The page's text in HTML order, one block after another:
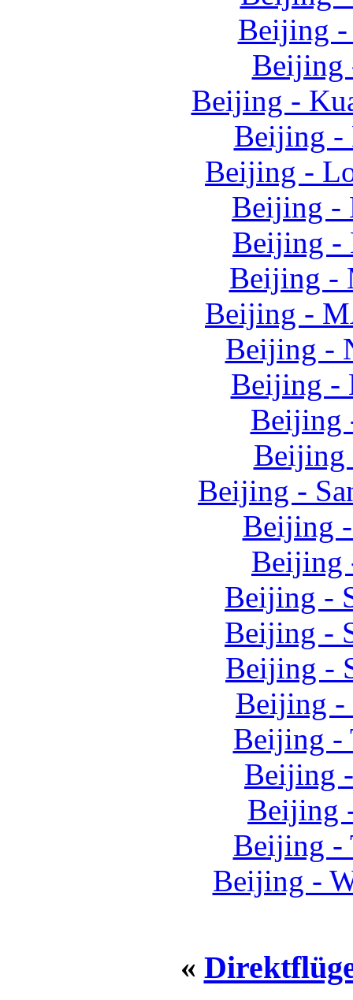
Beijing -
Beijing
Beijing -
Beijing -
Beijing -
Beijing -
Beijing -
Beijing -
Beijing -
Beijing -
Beijing -
Beijing
Beijing
Beijing -
Beijing
Beijing
Beijing -
Beijing -
Beijing -
Beijing -
Beijing -
Beijing
Beijing
Beijing -
Beijing -
«